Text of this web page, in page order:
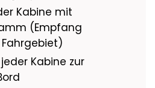
Kabine mit
(Empfang
Kabine zur